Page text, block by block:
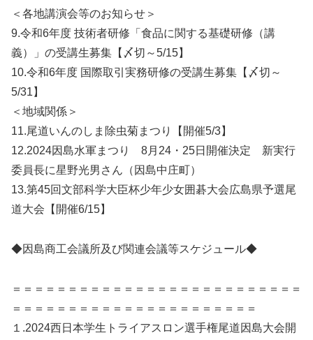
＜各地講演会等のお知らせ＞
9.令和6年度 技術者研修「食品に関する基礎研修（講
義）」の受講生募集【〆切～5/15】
10.令和6年度 国際取引実務研修の受講生募集【〆切～
5/31】
＜地域関係＞
11.尾道いんのしま除虫菊まつり【開催5/3】
12.2024因島水軍まつり 8月24・25日開催決定 新実行
委員長に星野光男さん（因島中庄町）
13.第45回文部科学大臣杯少年少女囲碁大会広島県予選尾
道大会【開催6/15】
◆因島商工会議所及び関連会議等スケジュール◆
＝＝＝＝＝＝＝＝＝＝＝＝＝＝＝＝＝＝＝＝＝＝＝＝＝＝
＝＝＝＝＝＝＝＝＝＝＝＝＝＝＝＝＝＝＝＝＝＝
１.2024西日本学生トライアスロン選手権尾道因島大会開